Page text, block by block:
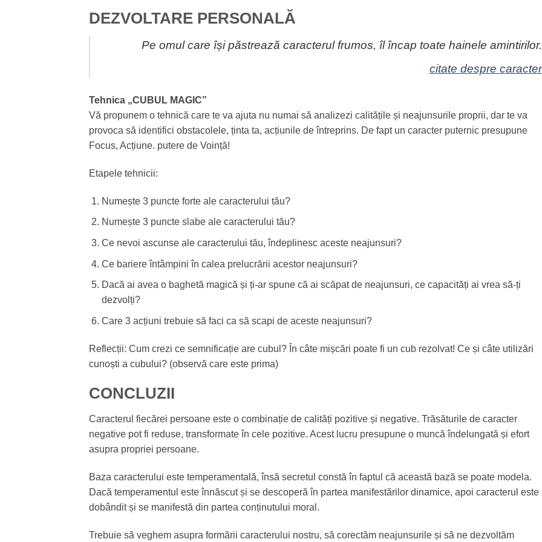
DEZVOLTARE PERSONALĂ
Pe omul care își păstrează caracterul frumos, îl încap toate hainele amintirilor.
citate despre caracter
Tehnica „CUBUL MAGIC”
Vă propunem o tehnică care te va ajuta nu numai să analizezi calitățile și neajunsurile proprii, dar te va
provoca să identifici obstacolele, ținta ta, acțiunile de întreprins. De fapt un caracter puternic presupune
Focus, Acțiune. putere de Voință!
Etapele tehnicii:
Numește 3 puncte forte ale caracterului tău?
Numește 3 puncte slabe ale caracterului tău?
Ce nevoi ascunse ale caracterului tău, îndeplinesc aceste neajunsuri?
Ce bariere întâmpini în calea prelucrării acestor neajunsuri?
Dacă ai avea o baghetă magică și ți-ar spune că ai scăpat de neajunsuri, ce capacități ai vrea să-ți
dezvolți?
Care 3 acțiuni trebuie să faci ca să scapi de aceste neajunsuri?
Reflecții: Cum crezi ce semnificație are cubul? În câte mișcări poate fi un cub rezolvat! Ce și câte utilizări
cunoști a cubului? (observă care este prima)
CONCLUZII
Caracterul fiecărei persoane este o combinație de calități pozitive și negative. Trăsăturile de caracter
negative pot fi reduse, transformate în cele pozitive. Acest lucru presupune o muncă îndelungată și efort
asupra propriei persoane.
Baza caracterului este temperamentală, însă secretul constă în faptul că această bază se poate modela.
Dacă temperamentul este înnăscut și se descoperă în partea manifestărilor dinamice, apoi caracterul este
dobândit și se manifestă din partea conținutului moral.
Trebuie să veghem asupra formării caracterului nostru, să corectăm neajunsurile și să ne dezvoltăm